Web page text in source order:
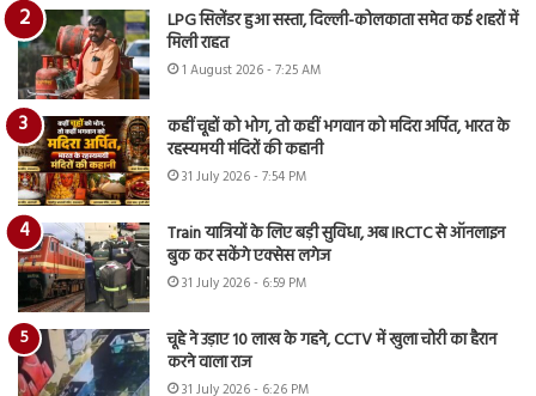
LPG सिलेंडर हुआ सस्ता, दिल्ली-कोलकाता समेत कई शहरों में
मिली राहत
1 August 2026 - 7:25 AM
कहीं चूहों को भोग, तो कहीं भगवान को मदिरा अर्पित, भारत के
रहस्यमयी मंदिरों की कहानी
31 July 2026 - 7:54 PM
Train यात्रियों के लिए बड़ी सुविधा, अब IRCTC से ऑनलाइन
बुक कर सकेंगे एक्सेस लगेज
31 July 2026 - 6:59 PM
चूहे ने उड़ाए 10 लाख के गहने, CCTV में खुला चोरी का हैरान
करने वाला राज
31 July 2026 - 6:26 PM